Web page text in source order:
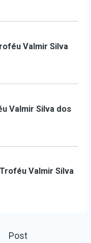
Valmir Silva
Valmir Silva dos
Valmir Silva
Post